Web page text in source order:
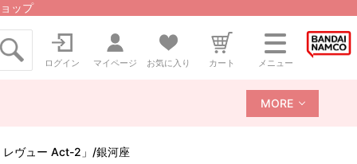
ップ
ログイン マイページ お気に入り カート メニュー
MORE
レヴュー Act-2」/銀河座